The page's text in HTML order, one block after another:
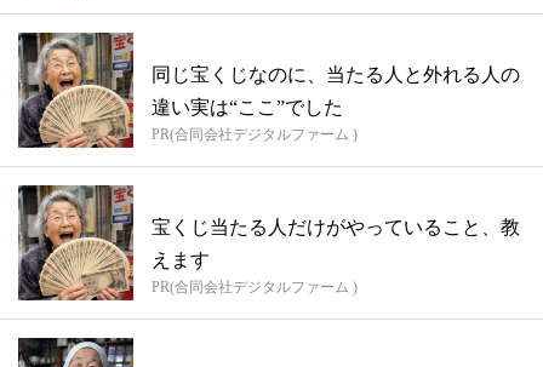
同じ宝くじなのに、当たる人と外れる人の
違い実は“ここ”でした
PR(合同会社デジタルファーム )
宝くじ当たる人だけがやっていること、教
えます
PR(合同会社デジタルファーム )